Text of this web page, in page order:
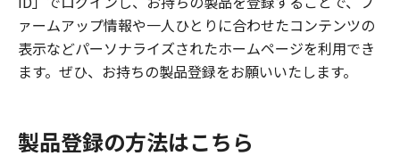
ァームアップ情報や一人ひとりに合わせたコンテンツの
表示などパーソナライズされたホームページを利用でき
ます。ぜひ、お持ちの製品登録をお願いいたします。
製品登録の方法はこちら